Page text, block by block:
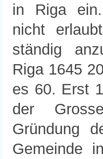
in Riga
nicht
ständig
Riga 1645
es 60. Erst
der
Gründung
Gemeinde